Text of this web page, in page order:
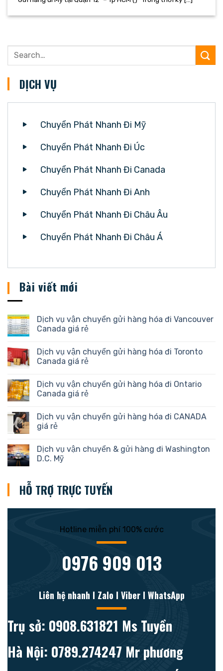
DỊCH VỤ
Chuyển Phát Nhanh Đi Mỹ
Chuyển Phát Nhanh Đi Úc
Chuyển Phát Nhanh Đi Canada
Chuyển Phát Nhanh Đi Anh
Chuyển Phát Nhanh Đi Châu Âu
Chuyển Phát Nhanh Đi Châu Á
Bài viết mới
Dịch vụ vận chuyển gửi hàng hóa đi Vancouver
Canada giá rẻ
Dịch vụ vận chuyển gửi hàng hóa đi Toronto
Canada giá rẻ
Dịch vụ vận chuyển gửi hàng hóa đi Ontario
Canada giá rẻ
Dịch vụ vận chuyển gửi hàng hóa đi CANADA
giá rẻ
Dịch vụ vận chuyển & gửi hàng đi Washington
D.C. Mỹ
HỖ TRỢ TRỰC TUYẾN
Hotline miễn phí 100% cước
0976 909 013
Liên hệ nhanh l Zalo l Viber l WhatsApp
Trụ sở: 0908.631821 Ms Tuyền
Hà Nội: 0789.274247 Mr phương